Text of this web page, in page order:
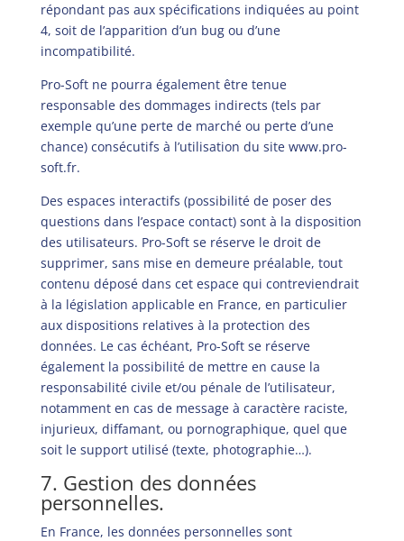
répondant pas aux spécifications indiquées au point
4, soit de l’apparition d’un bug ou d’une
incompatibilité.
Pro-Soft ne pourra également être tenue
responsable des dommages indirects (tels par
exemple qu’une perte de marché ou perte d’une
chance) consécutifs à l’utilisation du site www.pro-
soft.fr.
Des espaces interactifs (possibilité de poser des
questions dans l’espace contact) sont à la disposition
des utilisateurs. Pro-Soft se réserve le droit de
supprimer, sans mise en demeure préalable, tout
contenu déposé dans cet espace qui contreviendrait
à la législation applicable en France, en particulier
aux dispositions relatives à la protection des
données. Le cas échéant, Pro-Soft se réserve
également la possibilité de mettre en cause la
responsabilité civile et/ou pénale de l’utilisateur,
notamment en cas de message à caractère raciste,
injurieux, diffamant, ou pornographique, quel que
soit le support utilisé (texte, photographie…).
7. Gestion des données
personnelles.
En France, les données personnelles sont